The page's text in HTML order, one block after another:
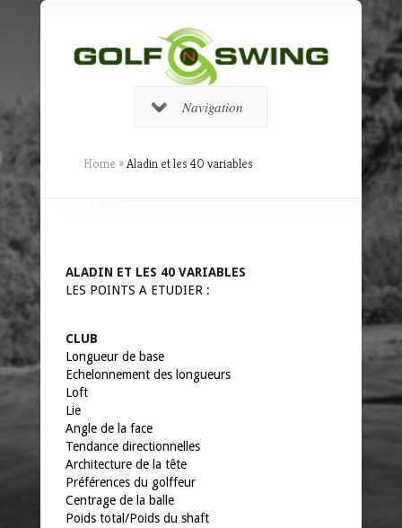
Navigation
Home »Aladin et les 40 variables
ALADIN ET LES 40 VARIABLES
LES POINTS A ETUDIER :
CLUB
Longueur de base
Echelonnement des longueurs
Loft
Lie
Angle de la face
Tendance directionnelles
Architecture de la tête
Préférences du golffeur
Centrage de la balle
Poids total/Poids du shaft